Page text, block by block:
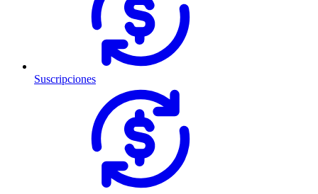
Suscripciones